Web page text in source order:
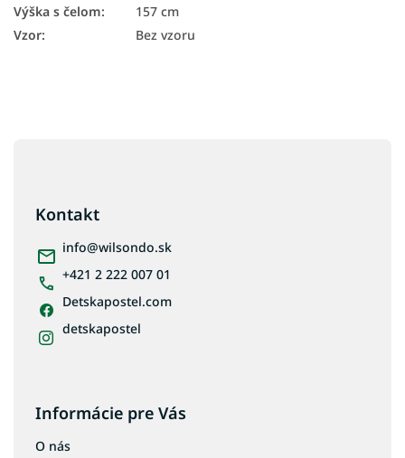
Výška s čelom:
157 cm
Vzor: Bez vzoru
Kontakt
info@wilsondo.sk
+421 2 222 007 01
Detskapostel.com
detskapostel
Informácie pre Vás
O nás